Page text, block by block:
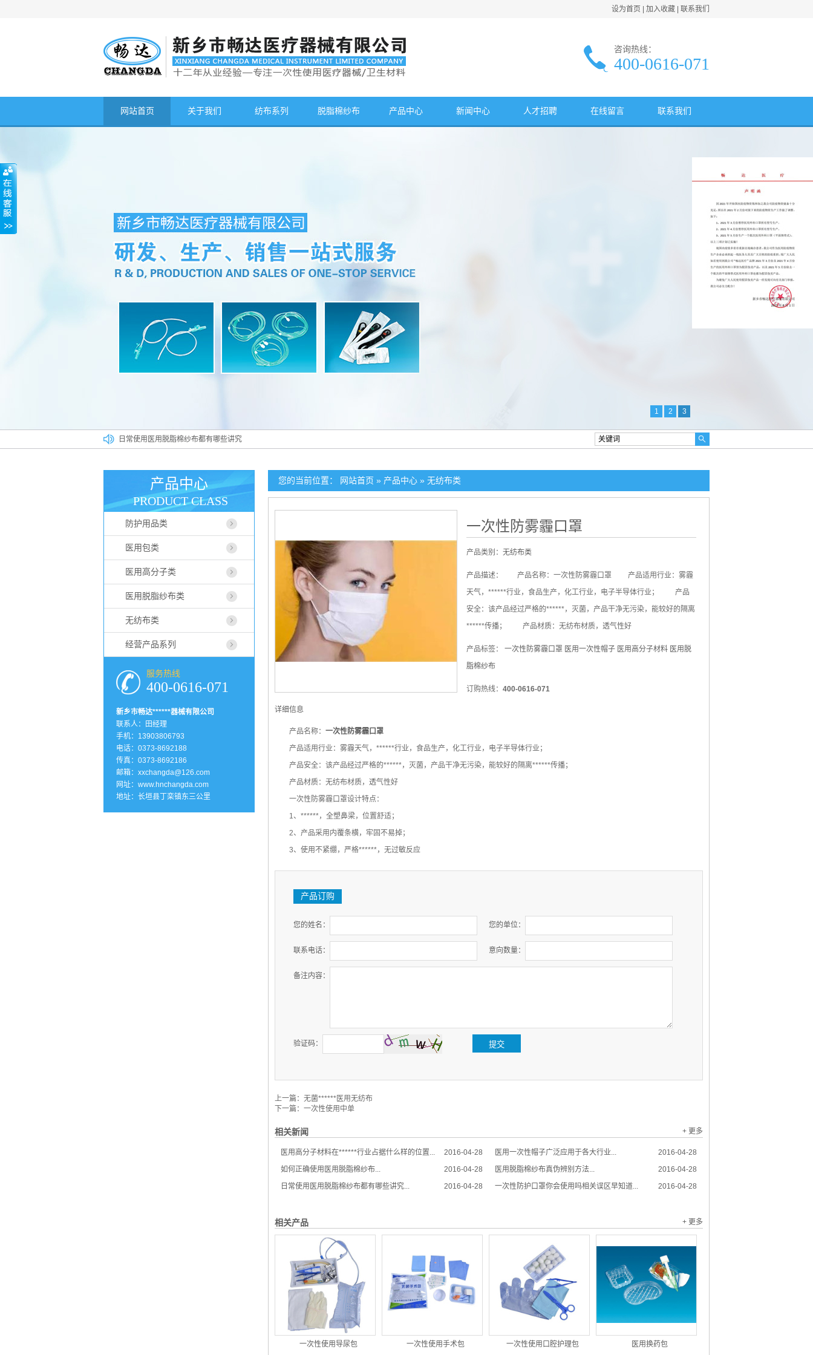
设为首页 加入收藏 联系我们
咨询热线：
400-0616-071
网站首页 关于我们 纺布系列 脱脂棉纱布 产品中心 新闻中心 人才招聘 在线留言 联系我们
1 2 3
日常使用医用脱脂棉纱布都有哪些讲究
医用高分子材料在******行业占据什么样的位置
医用一次性帽子广泛应用于各大行业
如何正确使用医用脱脂棉纱布
医用脱脂棉纱布真伪辨别方法
您的当前位置： 网站首页 » 产品中心 » 无纺布类
一次性防雾霾口罩
产品类别： 无纺布类
产品描述：
产品名称：一次性防雾霾口罩 产品适用行业：雾霾
天气，******行业，食品生产，化工行业，电子半导体行业； 产品
安全：该产品经过严格的******，灭菌，产品干净无污染，能较好的隔离
******传播； 产品材质：无纺布材质，透气性好
产品标签： 一次性防雾霾口罩​ 医用一次性帽子 医用高分子材料 医用脱
脂棉纱布
订购热线： 400-0616-071
详细信息
产品名称： 一次性防雾霾口罩
产品适用行业：雾霾天气，******行业，食品生产，化工行业，电子半导体行业；
产品安全：该产品经过严格的******，灭菌，产品干净无污染，能较好的隔离******传播；
产品材质：无纺布材质，透气性好
一次性防雾霾口罩设计特点：
1、******，全塑鼻梁，位置舒适；
2、产品采用内覆条横，牢固不易掉；
3、使用不紧绷，严格******，无过敏反应
产品订购
您的姓名： 您的单位：
联系电话： 意向数量：
备注内容：
验证码： 提交
上一篇： 无菌******医用无纺布
下一篇： 一次性使用中单
相关新闻 + 更多
2016-04-28
医用高分子材料在******行业占据什么样的位置... 2016-04-28
医用一次性帽子广泛应用于各大行业...
2016-04-28
如何正确使用医用脱脂棉纱布... 2016-04-28
医用脱脂棉纱布真伪辨别方法...
2016-04-28
日常使用医用脱脂棉纱布都有哪些讲究... 2016-04-28
一次性防护口罩你会使用吗相关误区早知道...
相关产品 + 更多
一次性使用导尿包 一次性使用手术包 一次性使用口腔护理包 医用换药包
产品中心
PRODUCT CLASS
防护用品类
医用包类
医用高分子类
医用脱脂纱布类
无纺布类
经营产品系列
服务热线
400-0616-071
新乡市畅达******器械有限公司
联系人：田经理
手机：13903806793
电话：0373-8692188
传真：0373-8692186
邮箱：xxchangda@126.com
网址： www.hnchangda.com
地址：长垣县丁栾镇东三公里